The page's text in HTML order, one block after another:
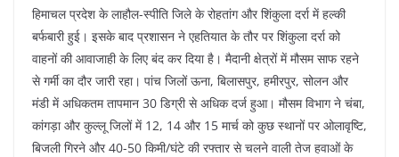
हिमाचल प्रदेश के लाहौल-स्पीति जिले के रोहतांग और शिंकुला दर्रा में हल्की
बर्फबारी हुई। इसके बाद प्रशासन ने एहतियात के तौर पर शिंकुला दर्रा को
वाहनों की आवाजाही के लिए बंद कर दिया है। मैदानी क्षेत्रों में मौसम साफ रहने
से गर्मी का दौर जारी रहा। पांच जिलों ऊना, बिलासपुर, हमीरपुर, सोलन और
मंडी में अधिकतम तापमान 30 डिग्री से अधिक दर्ज हुआ। मौसम विभाग ने चंबा,
कांगड़ा और कुल्लू जिलों में 12, 14 और 15 मार्च को कुछ स्थानों पर ओलावृष्टि,
बिजली गिरने और 40-50 किमी/घंटे की रफ्तार से चलने वाली तेज हवाओं के